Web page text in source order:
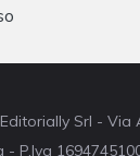
Srl - Via
- P.Iva